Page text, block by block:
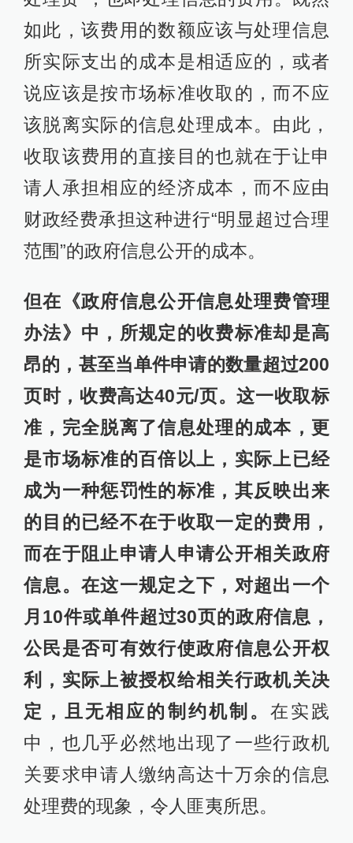
如此，该费用的数额应该与处理信息
所实际支出的成本是相适应的，或者
说应该是按市场标准收取的，而不应
该脱离实际的信息处理成本。由此，
收取该费用的直接目的也就在于让申
请人承担相应的经济成本，而不应由
财政经费承担这种进行“明显超过合理
范围”的政府信息公开的成本。
但在《政府信息公开信息处理费管理
办法》中，所规定的收费标准却是高
昂的，甚至当单件申请的数量超过200
页时，收费高达40元/页。这一收取标
准，完全脱离了信息处理的成本，更
是市场标准的百倍以上，实际上已经
成为一种惩罚性的标准，其反映出来
的目的已经不在于收取一定的费用，
而在于阻止申请人申请公开相关政府
信息。在这一规定之下，对超出一个
月10件或单件超过30页的政府信息，
公民是否可有效行使政府信息公开权
利，实际上被授权给相关行政机关决
定，且无相应的制约机制。 在实践
中，也几乎必然地出现了一些行政机
关要求申请人缴纳高达十万余的信息
处理费的现象，令人匪夷所思。